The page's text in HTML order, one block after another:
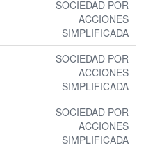
SOCIEDAD POR
ACCIONES
SIMPLIFICADA
SOCIEDAD POR
ACCIONES
SIMPLIFICADA
SOCIEDAD POR
ACCIONES
SIMPLIFICADA